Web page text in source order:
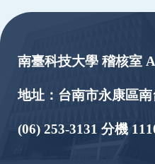
南臺科技大學 稽核室
地址：台南市永康區南
(06) 253-3131 分機